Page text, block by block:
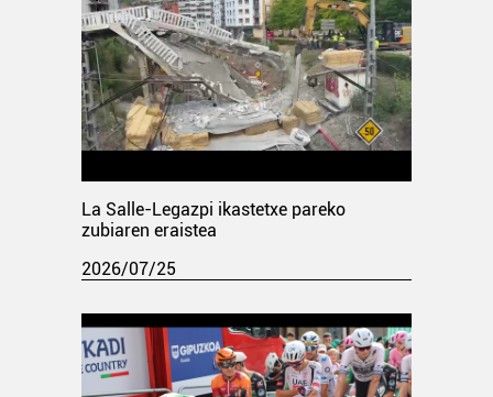
La Salle-Legazpi ikastetxe pareko
zubiaren eraistea
2026/07/25